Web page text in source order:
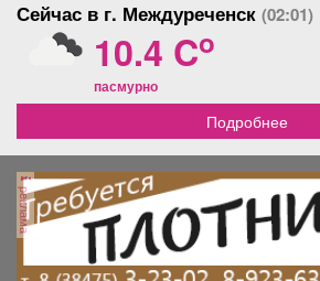
Я - пенсионер
Сейчас в г. Междуреченск (02:01)
10.4 Co
пасмурно
Подробнее
реклама